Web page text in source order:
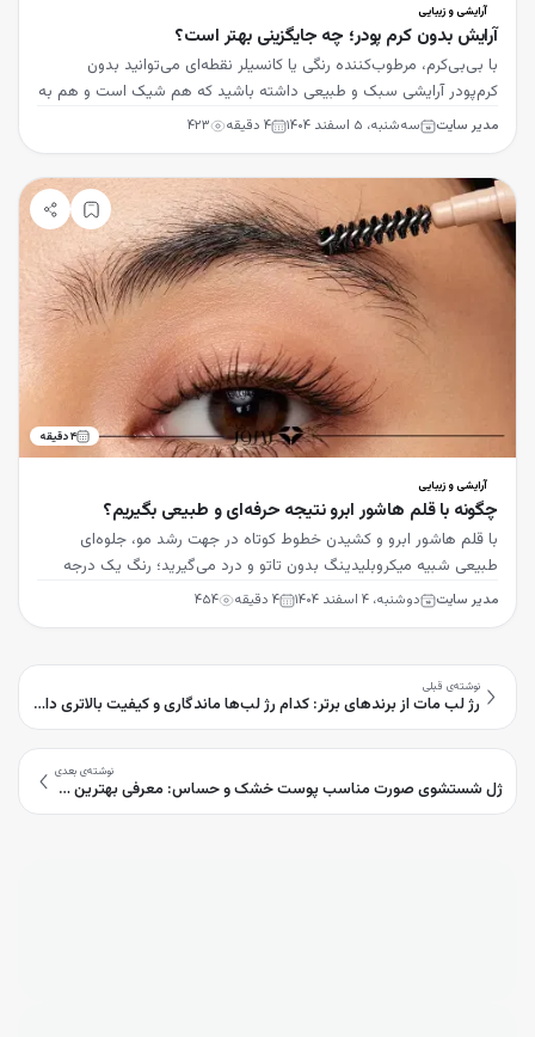
آرایشی و زیبایی
آرایش بدون کرم پودر؛ چه جایگزینی بهتر است؟
با بی‌بی‌کرم، مرطوب‌کننده رنگی یا کانسیلر نقطه‌ای می‌توانید بدون
کرم‌پودر آرایشی سبک و طبیعی داشته باشید که هم شیک است و هم به
سلامت پوست کمک می‌کند.
مدیر سایت سه‌شنبه، ۵ اسفند ۱۴۰۴ ۴ دقیقه ۴۲۳
۴دقیقه
آرایشی و زیبایی
چگونه با قلم هاشور ابرو نتیجه حرفه‌ای و طبیعی بگیریم؟
با قلم هاشور ابرو و کشیدن خطوط کوتاه در جهت رشد مو، جلوه‌ای
طبیعی شبیه میکروبلیدینگ بدون تاتو و درد می‌گیرید؛ رنگ یک درجه
روشن‌تر از مو را انتخاب کنید.
مدیر سایت دوشنبه، ۴ اسفند ۱۴۰۴ ۴ دقیقه ۴۵۴
نوشته‌ی قبلی
رژ لب مات از برندهای برتر: کدام رژ لب‌ها ماندگاری و کیفیت بالاتری دارند؟
نوشته‌ی بعدی
ژل شستشوی صورت مناسب پوست خشک و حساس: معرفی بهترین برندها